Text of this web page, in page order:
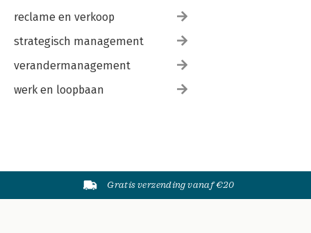
reclame en verkoop
strategisch management
verandermanagement
werk en loopbaan
Gratis verzending vanaf €20